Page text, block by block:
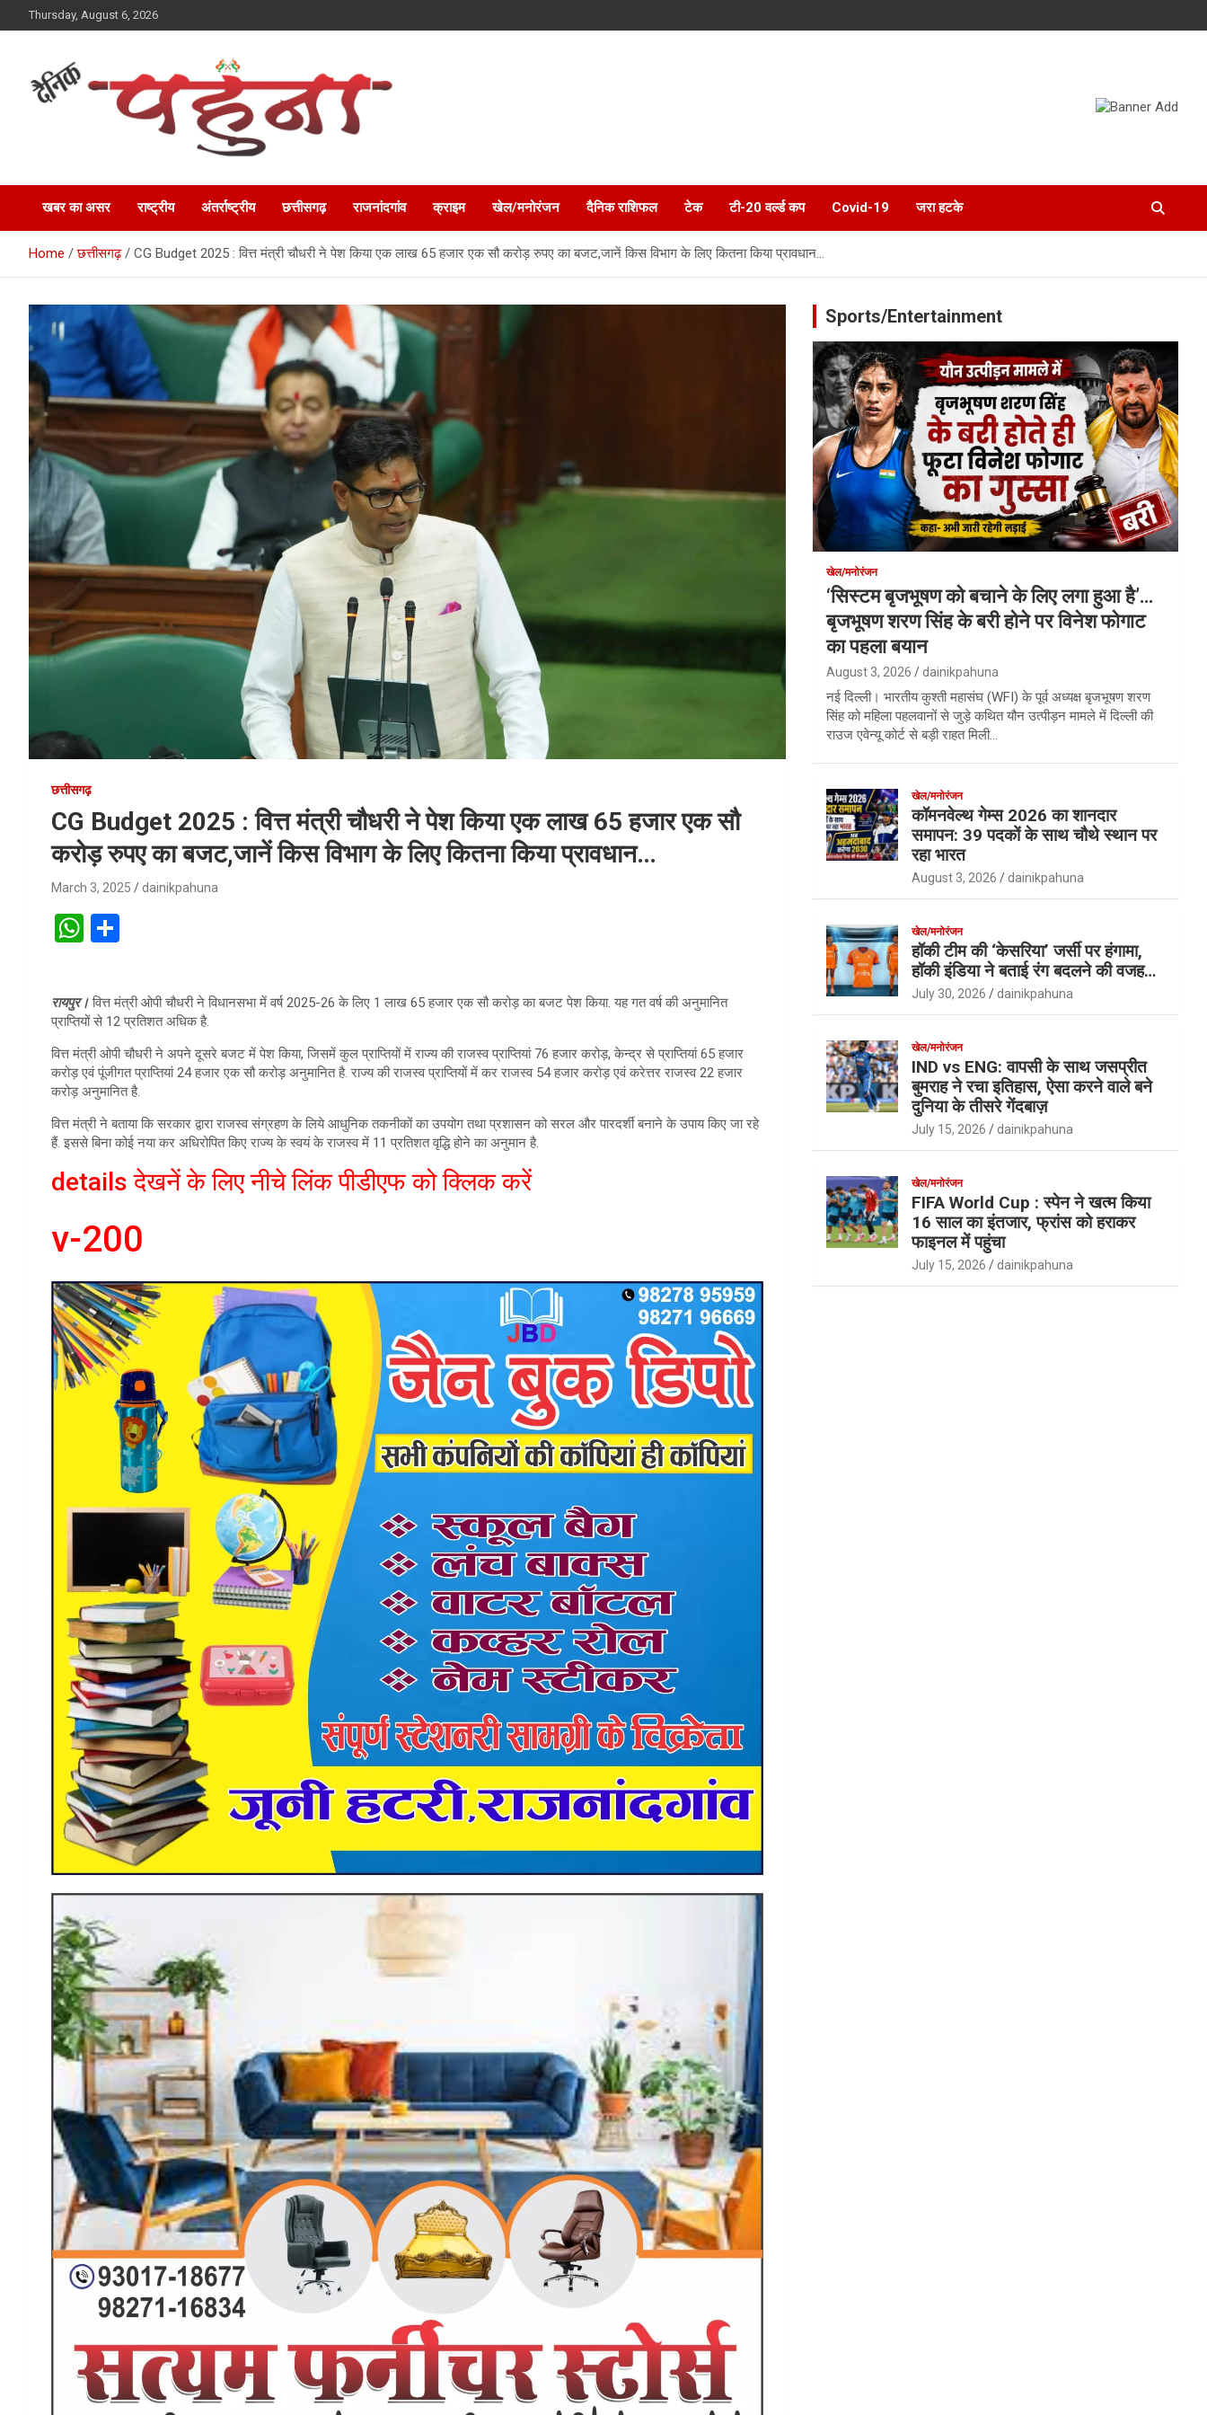
to
Thursday, August 6, 2026
Dainik Pahuna
खबर का असर राष्ट्रीय अंतर्राष्ट्रीय छत्तीसगढ़ राजनांदगांव क्राइम खेल/मनोरंजन दैनिक राशिफल टेक टी-20 वर्ल्ड कप Covid-19 जरा हटके
Home छत्तीसगढ़ CG Budget 2025 : वित्त मंत्री चौधरी ने पेश किया एक लाख 65 हजार एक सौ करोड़ रुपए का बजट,जानें किस विभाग के लिए कितना किया प्रावधान…
छत्तीसगढ़
CG Budget 2025 : वित्त मंत्री चौधरी ने पेश किया एक लाख 65 हजार एक सौ
करोड़ रुपए का बजट,जानें किस विभाग के लिए कितना किया प्रावधान…
March 3, 2025 dainikpahuna
W
s
A
p
p
e
रायपुर। वित्त मंत्री ओपी चौधरी ने विधानसभा में वर्ष 2025-26 के लिए 1 लाख 65 हजार एक सौ करोड़ का बजट पेश किया. यह गत वर्ष की अनुमानित
प्राप्तियों से 12 प्रतिशत अधिक है.
वित्त मंत्री ओपी चौधरी ने अपने दूसरे बजट में पेश किया, जिसमें कुल प्राप्तियों में राज्य की राजस्व प्राप्तियां 76 हजार करोड़, केन्द्र से प्राप्तियां 65 हजार
करोड़ एवं पूंजीगत प्राप्तियां 24 हजार एक सौ करोड़ अनुमानित है. राज्य की राजस्व प्राप्तियों में कर राजस्व 54 हजार करोड़ एवं करेत्तर राजस्व 22 हजार
करोड़ अनुमानित है.
वित्त मंत्री ने बताया कि सरकार द्वारा राजस्व संग्रहण के लिये आधुनिक तकनीकों का उपयोग तथा प्रशासन को सरल और पारदर्शी बनाने के उपाय किए जा रहे
हैं. इससे बिना कोई नया कर अधिरोपित किए राज्य के स्वयं के राजस्व में 11 प्रतिशत वृद्धि होने का अनुमान है.
details देखनें के लिए नीचे लिंक पीडीएफ को क्लिक करें
v-200
Sports/Entertainment
खेल/मनोरंजन
‘सिस्टम बृजभूषण को बचाने के लिए लगा हुआ है’…
बृजभूषण शरण सिंह के बरी होने पर विनेश फोगाट
का पहला बयान
August 3, 2026 dainikpahuna
नई दिल्ली। भारतीय कुश्ती महासंघ (WFI) के पूर्व अध्यक्ष बृजभूषण शरण
सिंह को महिला पहलवानों से जुड़े कथित यौन उत्पीड़न मामले में दिल्ली की
राउज एवेन्यू कोर्ट से बड़ी राहत मिली…
खेल/मनोरंजन
कॉमनवेल्थ गेम्स 2026 का शानदार
समापन: 39 पदकों के साथ चौथे स्थान पर
रहा भारत
August 3, 2026 dainikpahuna
खेल/मनोरंजन
हॉकी टीम की ‘केसरिया’ जर्सी पर हंगामा,
हॉकी इंडिया ने बताई रंग बदलने की वजह…
July 30, 2026 dainikpahuna
खेल/मनोरंजन
IND vs ENG: वापसी के साथ जसप्रीत
बुमराह ने रचा इतिहास, ऐसा करने वाले बने
दुनिया के तीसरे गेंदबाज़
July 15, 2026 dainikpahuna
खेल/मनोरंजन
FIFA World Cup : स्पेन ने खत्म किया
16 साल का इंतजार, फ्रांस को हराकर
फाइनल में पहुंचा
July 15, 2026 dainikpahuna